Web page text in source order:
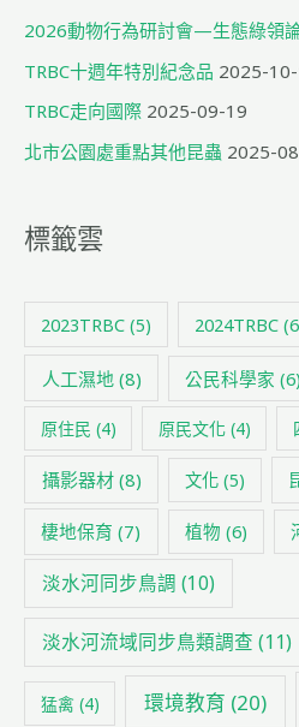
2026動物行為研討會—生態綠領
TRBC十週年特別紀念品 2025-
TRBC走向國際 2025-09-19
北市公園處重點其他昆蟲 2025-
標籤雲
2023TRBC(5) 2024TRBC
人工濕地(8) 公民科學家 (6)
原住民 (4) 原民文化(4)
攝影器材(8) 文化 (5)
棲地保育 (7) 植物 (6)
淡水河同步鳥調 (10)
淡水河流域同步鳥類調查 (11)
猛禽 (4) 環境教育 (20)